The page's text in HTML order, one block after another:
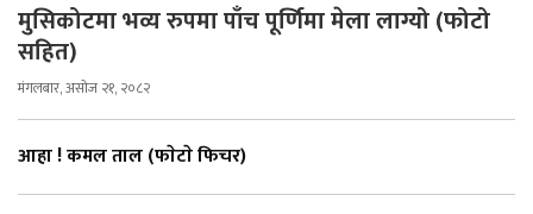
मुसिकोटमा भव्य रुपमा पाँच पूर्णिमा मेला लाग्यो (फोटो
सहित)
मंगलबार, असोज २१, २०८२
आहा ! कमल ताल (फाेटाे फिचर)